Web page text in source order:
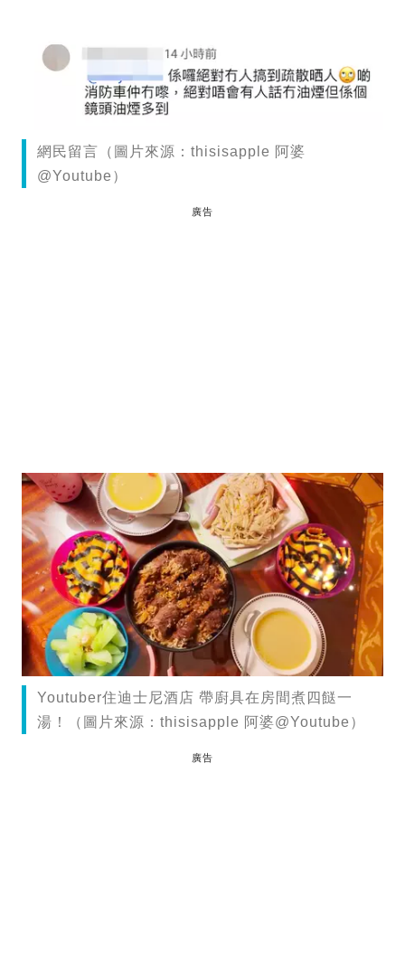
網民留言（圖片來源：thisisapple 阿婆
@Youtube）
廣告
Youtuber住迪士尼酒店 帶廚具在房間煮四餸一
湯！（圖片來源：thisisapple 阿婆@Youtube）
廣告